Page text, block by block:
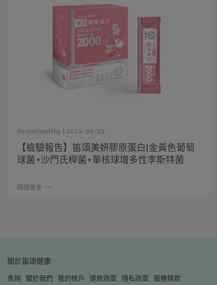
【檢驗報告】笛頌美妍膠原蛋白|金黃色葡萄
球菌+沙門氏桿菌+單核球增多性李斯特菌
decenthealthy | 2024-09-03
閱讀更多 ->
關於笛頌健康
查詢 關於我們 我的帳戶 退款政策 隱私政策 服務條款